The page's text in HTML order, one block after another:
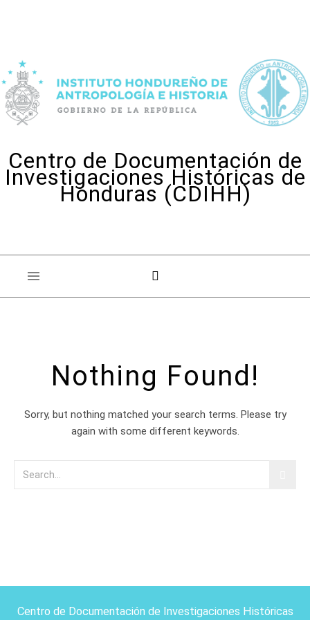
Centro de Documentación de
Investigaciones Históricas de
Honduras (CDIHH)
Nothing Found!
Sorry, but nothing matched your search terms. Please try
again with some different keywords.
Centro de Documentación de Investigaciones Históricas